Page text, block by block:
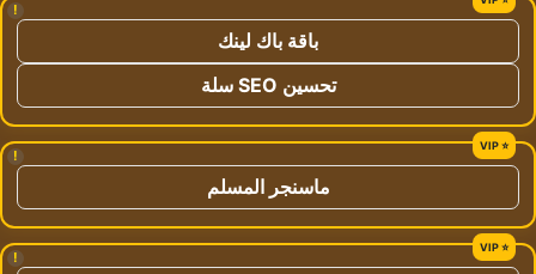
!
باقة باك لينك
تحسين SEO سلة
!
ماسنجر المسلم
!